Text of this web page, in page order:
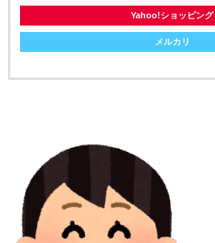
Yahoo!ショッピング
メルカリ